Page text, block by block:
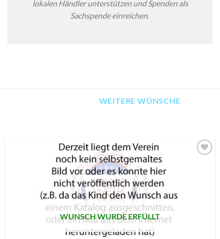
lokalen Händler unterstützen und Spenden als
Sachspende einreichen.
WEITERE WÜNSCHE
WUNSCH WURDE ERFÜLLT